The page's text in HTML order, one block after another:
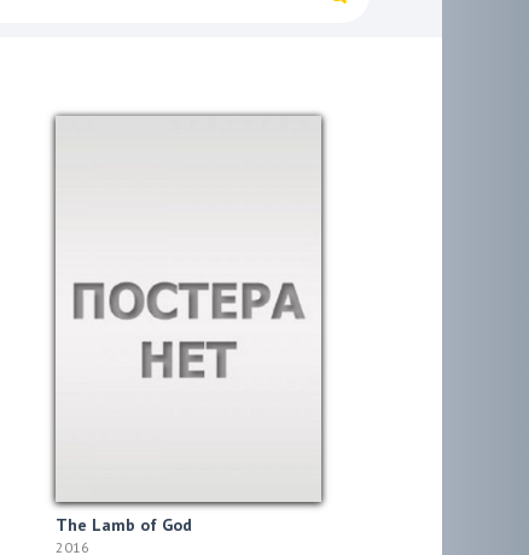
The Lamb of God
2016